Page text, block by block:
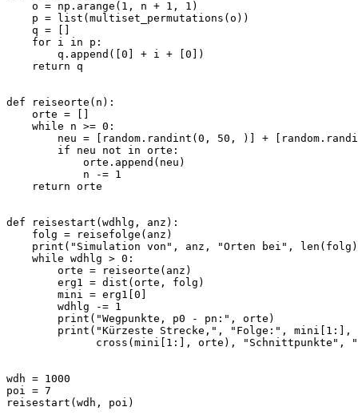
    o = np.arange(1, n + 1, 1)
    p = list(multiset_permutations(o))
    q = []
    for i in p:
        q.append([0] + i + [0])
    return q
def reiseorte(n):
    orte = []
    while n >= 0:
neu = [random.randint(0, 50, )] +
        if neu not in orte:
            orte.append(neu)
            n -= 1
    return orte
def reisestart(wdhlg, anz):
    folg = reisefolge(anz)
print("Simulation von", anz, "Orten bei",
    while wdhlg > 0:
        orte = reiseorte(anz)
        erg1 = dist(orte, folg)
        mini = erg1[0]
        wdhlg -= 1
        print("Wegpunkte, p0 - pn:", orte)
print("Kürzeste Strecke,", "Folge:", mini[1:],
cross(mini[1:], orte), "Schnittpunkte",
wdh = 1000
poi = 7
reisestart(wdh, poi)